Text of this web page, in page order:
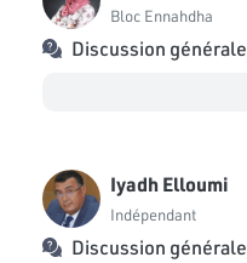
Bloc Ennahdha
Discussion générale
Iyadh Elloumi
Indépendant
Discussion générale